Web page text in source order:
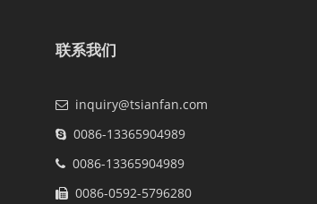
联系我们
inquiry@tsianfan.com
0086-13365904989
0086-13365904989
0086-0592-5796280